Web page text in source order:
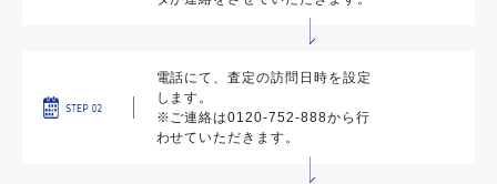
電話にて、査定の訪問日時を設定
します。
※ご連絡は0120-752-888から行
わせていただきます。